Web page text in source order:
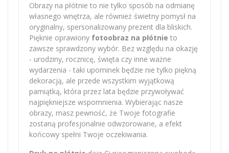
Obrazy na płótnie to nie tylko sposób na odmianę
własnego wnętrza, ale również świetny pomysł na
oryginalny, spersonalizowany prezent dla bliskich.
Pięknie oprawiony fotoobraz na płótnie to
zawsze sprawdzony wybór. Bez względu na okazję
- urodziny, rocznicę, święta czy inne ważne
wydarzenia - taki upominek będzie nie tylko piękną
dekoracją, ale przede wszystkim wyjątkową
pamiątką, która przez lata będzie przywoływać
najpiękniejsze wspomnienia. Wybierając nasze
obrazy, masz pewność, że Twoje fotografie
zostaną profesjonalnie odwzorowane, a efekt
końcowy spełni Twoje oczekiwania.